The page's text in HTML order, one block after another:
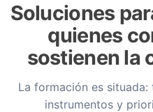
Soluciones
quienes
sostienen la
La formación es
instrumentos y